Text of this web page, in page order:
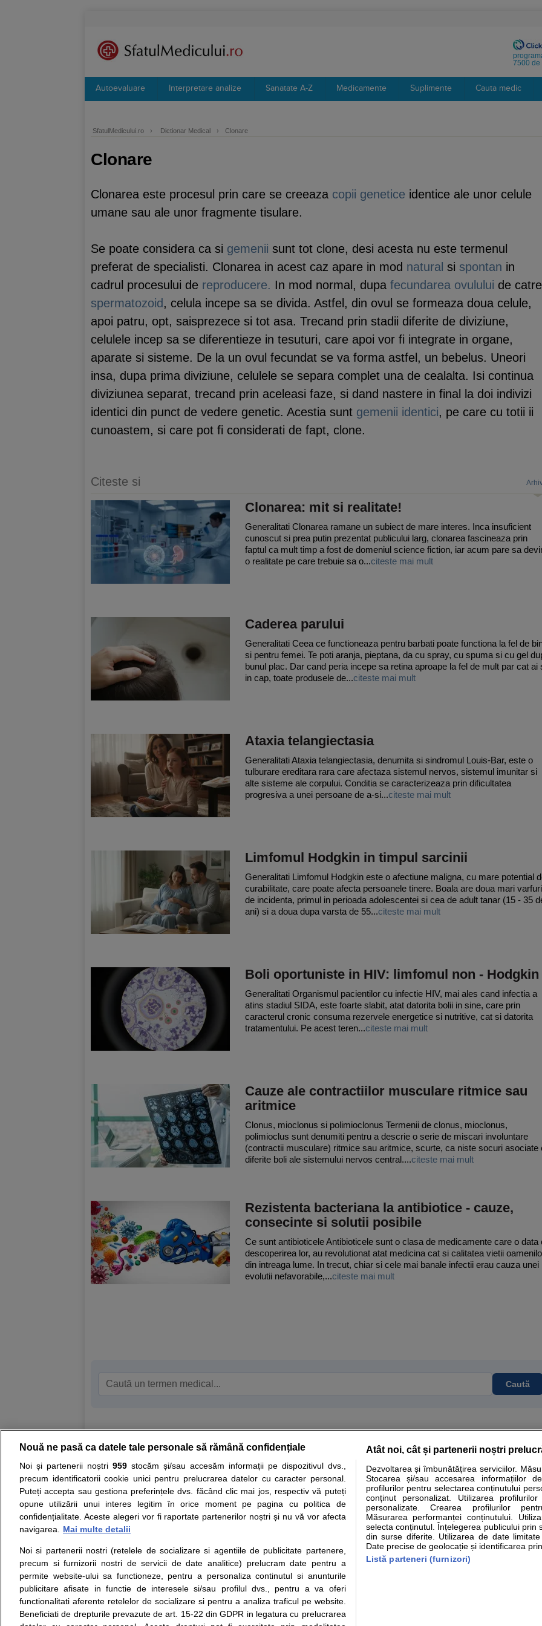
7500 de
Autoevaluare Interpretare analize Sanatate A-Z Medicamente Suplimente Cauta medic
SfatulMedicului.ro › Dictionar Medical › Clonare
Clonare
Clonarea este procesul prin care se creeaza copii genetice identice ale unor celule
umane sau ale unor fragmente tisulare.
Se poate considera ca si gemenii sunt tot clone, desi acesta nu este termenul
preferat de specialisti. Clonarea in acest caz apare in mod natural si spontan in
cadrul procesului de reproducere. In mod normal, dupa fecundarea ovulului de catre
spermatozoid , celula incepe sa se divida. Astfel, din ovul se formeaza doua celule,
apoi patru, opt, saisprezece si tot asa. Trecand prin stadii diferite de diviziune,
celulele incep sa se diferentieze in tesuturi, care apoi vor fi integrate in organe,
aparate si sisteme. De la un ovul fecundat se va forma astfel, un bebelus. Uneori
insa, dupa prima diviziune, celulele se separa complet una de cealalta. Isi continua
diviziunea separat, trecand prin aceleasi faze, si dand nastere in final la doi indivizi
identici din punct de vedere genetic. Acestia sunt gemenii identici, pe care cu totii ii
cunoastem, si care pot fi considerati de fapt, clone.
Citeste si
Clonarea: mit si realitate!
Generalitati Clonarea ramane un subiect de mare interes. Inca insuficient
cunoscut si prea putin prezentat publicului larg, clonarea fascineaza prin
faptul ca mult timp a fost de domeniul science fiction, iar acum pare sa
o realitate pe care trebuie sa o...citeste mai mult
Caderea parului
Generalitati Ceea ce functioneaza pentru barbati poate functiona la fel de
si pentru femei. Te poti aranja, pieptana, da cu spray, cu spuma si cu gel
bunul plac. Dar cand peria incepe sa retina aproape la fel de mult par cat ai
in cap, toate produsele de...citeste mai mult
Ataxia telangiectasia
Generalitati Ataxia telangiectasia, denumita si sindromul Louis-Bar, este o
tulburare ereditara rara care afectaza sistemul nervos, sistemul imunitar si
alte sisteme ale corpului. Conditia se caracterizeaza prin dificultatea
progresiva a unei persoane de a-si...citeste mai mult
Limfomul Hodgkin in timpul sarcinii
Generalitati Limfomul Hodgkin este o afectiune maligna, cu mare potential
curabilitate, care poate afecta persoanele tinere. Boala are doua mari varfuri
de incidenta, primul in perioada adolescentei si cea de adult tanar (15 - 35
ani) si a doua dupa varsta de 55...citeste mai mult
Boli oportuniste in HIV: limfomul non - Hodgkin
Generalitati Organismul pacientilor cu infectie HIV, mai ales cand infectia a
atins stadiul SIDA, este foarte slabit, atat datorita bolii in sine, care prin
caracterul cronic consuma rezervele energetice si nutritive, cat si datorita
tratamentului. Pe acest teren...citeste mai mult
Cauze ale contractiilor musculare ritmice sau
aritmice
Clonus, mioclonus si polimioclonus Termenii de clonus, mioclonus,
polimioclus sunt denumiti pentru a descrie o serie de miscari involuntare
(contractii musculare) ritmice sau aritmice, scurte, ca niste socuri asociate
diferite boli ale sistemului nervos central....citeste mai mult
Rezistenta bacteriana la antibiotice - cauze,
consecinte si solutii posibile
Ce sunt antibioticele Antibioticele sunt o clasa de medicamente care o data
descoperirea lor, au revolutionat atat medicina cat si calitatea vietii
din intreaga lume. In trecut, chiar si cele mai banale infectii erau cauza unei
evolutii nefavorabile,...citeste mai mult
Caută
Resurse: Autoevaluare simptome Interpretare analize Specialitati medicale
Opiniile avizate ale medicilor, sfaturile si orice alte informatii despre sanatate disponibile pe sfatulmedicului.ro au scop informativ si
nici diagnosticul stabilit in urma investigatiilor si analizelor medicale. Va sfatuim, ca pe langa informatia primita pe sfatulmedicului.ro
ii punem la dispozitie pentru programare in sistemul de programari la medic Clickmed.
Despre noi
Contact
Intrebari frecvente
Consultanti
medicali
Termeni si conditii
Politica de
confidentialitate
Politica de cookie
Modifica Setarile Cookie
Drepturile consumatorului
Protectia consumatorilor -
ANPC
Solutionarea Alternativa a
Litigiilor
Info consumator: 0800.080.999
Formulare europene - CNAS
Parteneri
Inscriere clinica
Nouă ne pasă ca datele tale personale să rămână confidențiale
Noi și partenerii noștri 959stocăm și/sau accesăm informații pe dispozitivul dvs.,
precum identificatorii cookie unici pentru prelucrarea datelor cu caracter personal.
Puteți accepta sau gestiona preferințele dvs. făcând clic mai jos, respectiv vă puteți
opune utilizării unui interes legitim în orice moment pe pagina cu politica de
confidențialitate. Aceste alegeri vor fi raportate partenerilor noștri și nu vă vor afecta
navigarea.
Mai multe detalii
Noi si partenerii nostri (retelele de socializare si agentiile de publicitate partenere,
precum si furnizorii nostri de servicii de date analitice) prelucram date pentru a
permite website-ului sa functioneze, pentru a personaliza continutul si anunturile
publicitare afisate in functie de interesele si/sau profilul dvs., pentru a va oferi
functionalitati aferente retelelor de socializare si pentru a analiza traficul pe website.
Beneficiati de drepturile prevazute de art. 15-22 din GDPR in legatura cu prelucrarea
Atât noi, cât și partenerii noștri
Dezvoltarea și îmbunătățirea serviciilor.
Stocarea și/sau accesarea informațiilor
profilurilor pentru selectarea conținutului
conținut personalizat. Utilizarea
personalizate. Crearea profilurilor
Măsurarea performanței conținutului.
selecta conținutul. Înțelegerea publicului prin
din surse diferite. Utilizarea de date
Date precise de geolocație și identificarea
Listă parteneri (furnizori)